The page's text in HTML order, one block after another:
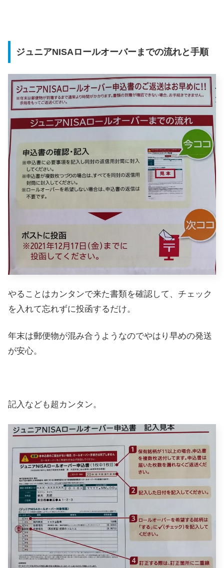
ジュニアNISAロールオーバーまでの流れと手順
やることはカンタンで来た書類を確認して、チェック
を入れて忘れずに投函するだけ。
年末は郵便物が混み合うようなのでやはり早めの発送
が安心。
記入なども超カンタン。